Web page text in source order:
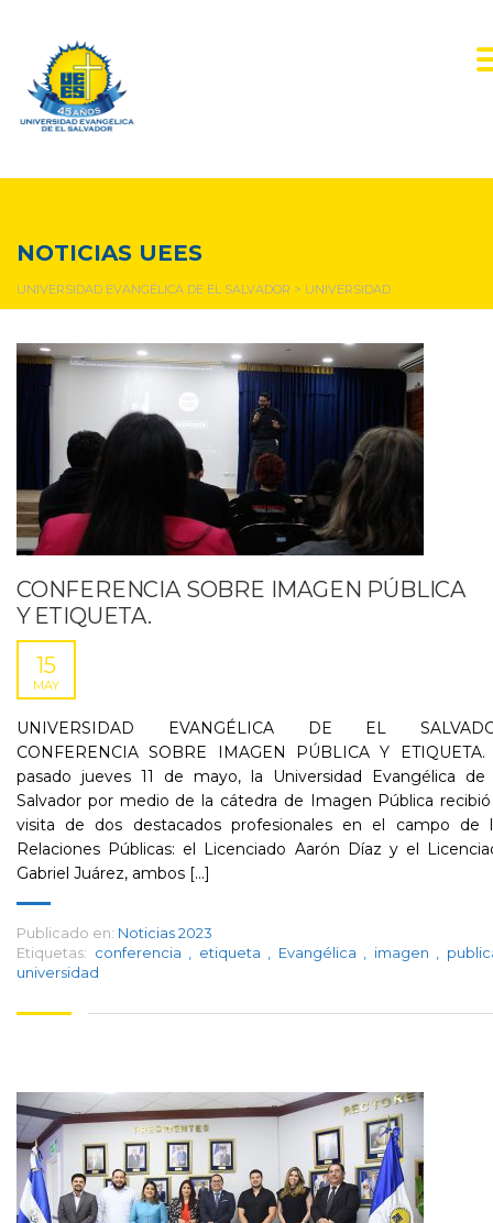
NOTICIAS UEES
UNIVERSIDAD EVANGÉLICA DE EL SALVADOR > UNIVERSIDAD
CONFERENCIA SOBRE IMAGEN PÚBLICA
Y ETIQUETA.
15
MAY
UNIVERSIDAD EVANGÉLICA DE EL
CONFERENCIA SOBRE IMAGEN PÚBLICA Y ETIQUETA.
pasado jueves 11 de mayo, la Universidad Evangélica de
Salvador por medio de la cátedra de Imagen Pública
visita de dos destacados profesionales en el campo de
Relaciones Públicas: el Licenciado Aarón Díaz y el
Gabriel Juárez, ambos [...]
Publicado en: Noticias 2023
Etiquetas: conferencia etiqueta Evangélica imagen
universidad